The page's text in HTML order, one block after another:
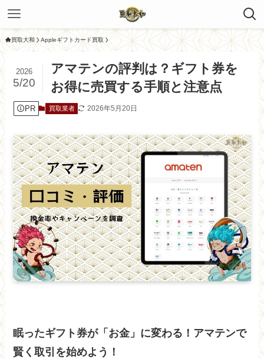
買取大和 Appleギフトカード買取
アマテンの評判は？ギフト券を
お得に売買する手順と注意点
2026
5/20
PR 買取業者 2026年5月20日
眠ったギフト券が「お金」に変わる！アマテンで
賢く取引を始めよう！